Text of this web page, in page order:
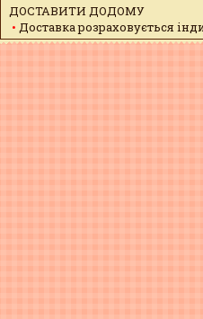
ДОСТАВИТИ ДОДОМУ
Доставка розраховується
мажори, і водій може